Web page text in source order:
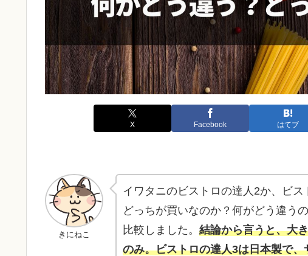
X Facebook はてブ
きにねこ
イワタニのビストロの達人2か、ビス
どっちが買いなのか？何がどう違う
比較しました。 結論から言うと、大
のみ。ビストロの達人3は日本製で